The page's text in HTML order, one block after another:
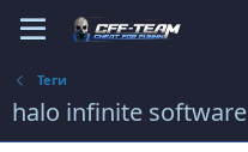
Теги
halo infinite software